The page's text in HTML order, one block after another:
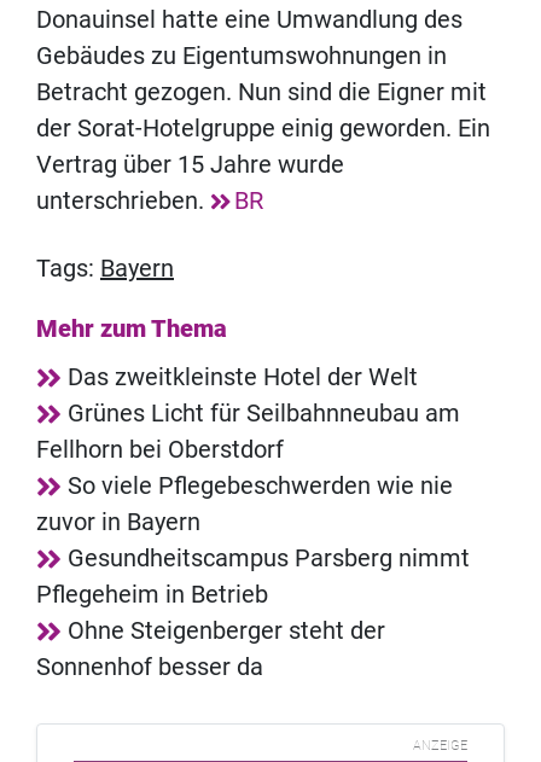
Donauinsel hatte eine Umwandlung des
Gebäudes zu Eigentumswohnungen in
Betracht gezogen. Nun sind die Eigner mit
der Sorat-Hotelgruppe einig geworden. Ein
Vertrag über 15 Jahre wurde
unterschrieben.
BR
Tags: Bayern
Mehr zum Thema
Das zweitkleinste Hotel der Welt
Grünes Licht für Seilbahnneubau am
Fellhorn bei Oberstdorf
So viele Pflegebeschwerden wie nie
zuvor in Bayern
Gesundheitscampus Parsberg nimmt
Pflegeheim in Betrieb
Ohne Steigenberger steht der
Sonnenhof besser da
ANZEIGE